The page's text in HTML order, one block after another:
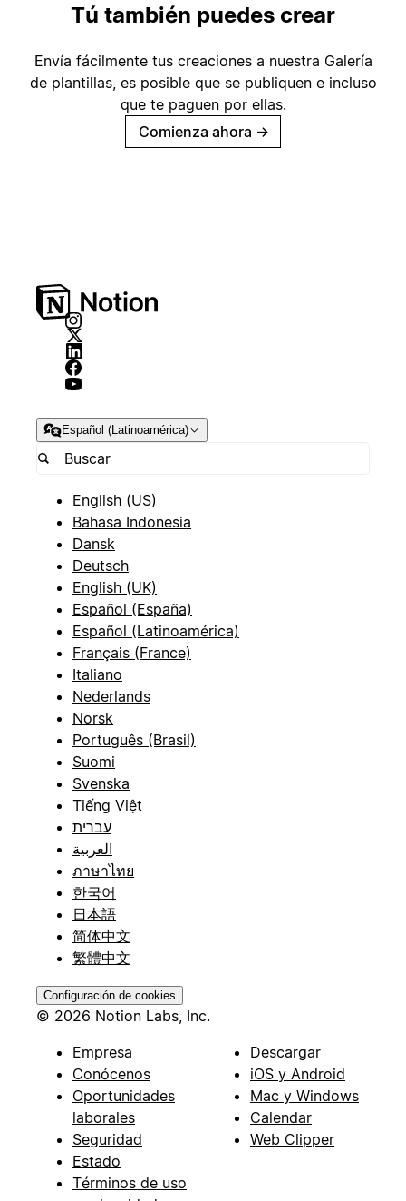
Tú también puedes crear
Envía fácilmente tus creaciones a nuestra Galería
de plantillas, es posible que se publiquen e incluso
que te paguen por ellas.
Comienza ahora →
Español (Latinoamérica)
English (US)
Bahasa Indonesia
Dansk
Deutsch
English (UK)
Español (España)
Español (Latinoamérica)
Français (France)
Italiano
Nederlands
Norsk
Português (Brasil)
Suomi
Svenska
Tiếng Việt
עברית
العربية
ภาษาไทย
한국어
日本語
简体中文
繁體中文
Configuración de cookies
© 2026 Notion Labs, Inc.
Empresa
Conócenos
Oportunidades
laborales
Seguridad
Estado
Términos de uso
Descargar
iOS y Android
Mac y Windows
Calendar
Web Clipper